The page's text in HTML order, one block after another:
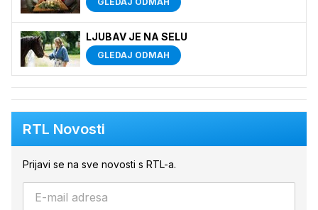
LJUBAV JE NA SELU
GLEDAJ ODMAH
RTL Novosti
Prijavi se na sve novosti s RTL-a.